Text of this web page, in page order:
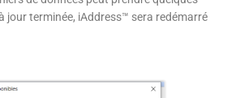
jour terminée, iAddress™ sera redémarré